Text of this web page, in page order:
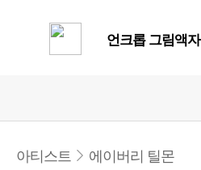
언크롭 그림액자
아티스트 에이버리 틸몬